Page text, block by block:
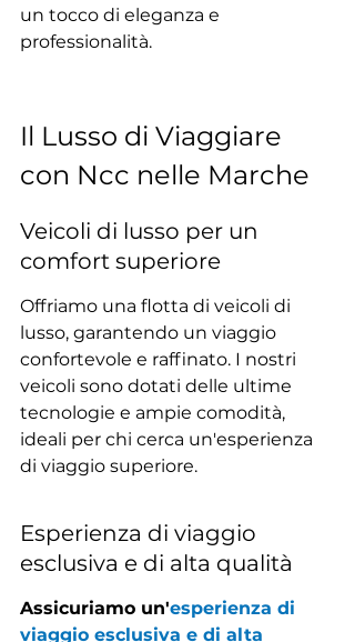
un tocco di eleganza e
professionalità.
Il Lusso di Viaggiare
con Ncc nelle Marche
Veicoli di lusso per un
comfort superiore
Offriamo una flotta di veicoli di
lusso, garantendo un viaggio
confortevole e raffinato. I nostri
veicoli sono dotati delle ultime
tecnologie e ampie comodità,
ideali per chi cerca un'esperienza
di viaggio superiore.
Esperienza di viaggio
esclusiva e di alta qualità
Assicuriamo un'esperienza di
viaggio esclusiva e di alta